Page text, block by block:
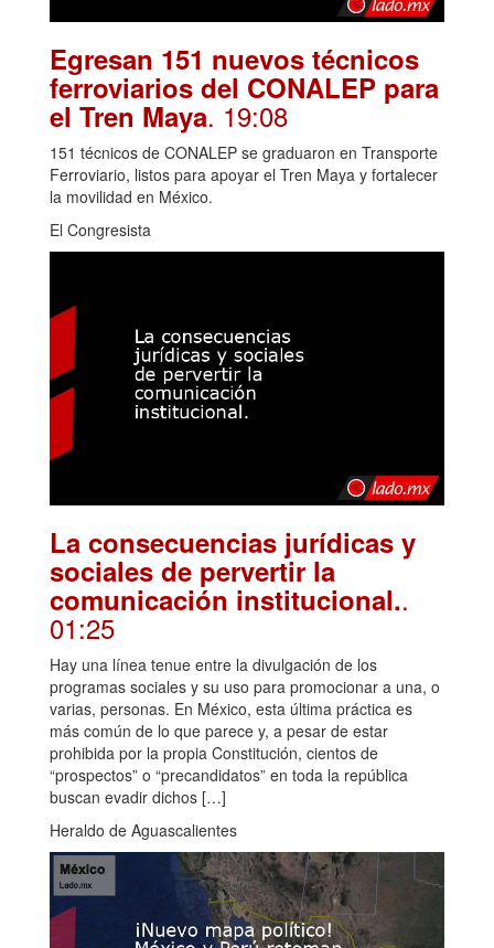
Egresan 151 nuevos técnicos
ferroviarios del CONALEP para
el Tren Maya. 19:08
151 técnicos de CONALEP se graduaron en Transporte
Ferroviario, listos para apoyar el Tren Maya y fortalecer
la movilidad en México.
El Congresista
La consecuencias jurídicas y
sociales de pervertir la
comunicación institucional..
01:25
Hay una línea tenue entre la divulgación de los
programas sociales y su uso para promocionar a una, o
varias, personas. En México, esta última práctica es
más común de lo que parece y, a pesar de estar
prohibida por la propia Constitución, cientos de
“prospectos” o “precandidatos” en toda la república
buscan evadir dichos […]
Heraldo de Aguascalientes